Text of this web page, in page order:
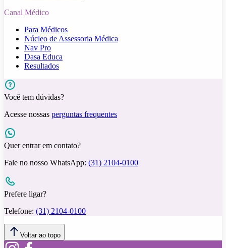
Canal Médico
Para Médicos
Núcleo de Assessoria Médica
Nav Pro
Dasa Educa
Resultados
Você tem dúvidas?
Acesse nossas perguntas frequentes
Quer entrar em contato?
Fale no nosso WhatsApp: (31) 2104-0100
Prefere ligar?
Telefone: (31) 2104-0100
Voltar ao topo